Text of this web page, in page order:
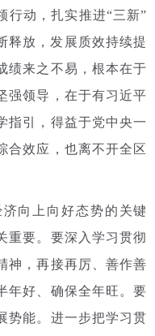
行动，扎实推进“三新”
释放，发展质效持续提
绩来之不易，根本在于
强领导，在于有习近平
指引，得益于党中央一
合效应，也离不开全区
向上向好态势的关键
重要。要深入学习贯彻
神，再接再厉、善作善
年好、确保全年旺。要
势能。进一步把学习贯